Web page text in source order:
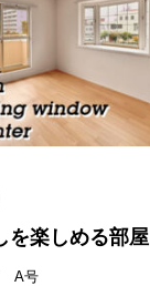
を楽しめる部屋
A号